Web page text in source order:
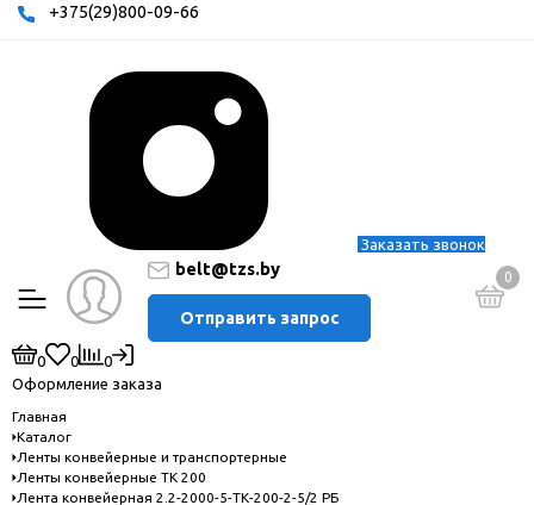
+375(29)800-09-66
Заказать звонок
belt@tzs.by
Отправить запрос
0
0 0
0
Оформление заказа
Главная
Каталог
Ленты конвейерные и транспортерные
Ленты конвейерные ТК 200
Лента конвейерная 2.2-2000-5-ТК-200-2-5/2 РБ